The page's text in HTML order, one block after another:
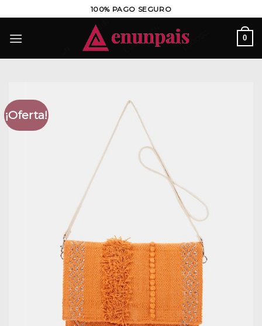
al
contenido
100% PAGO SEGURO
0
¡Oferta!